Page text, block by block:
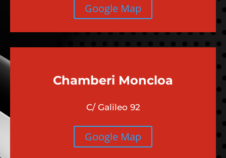
Google Map
Chamberi Moncloa
C/ Galileo 92
Google Map